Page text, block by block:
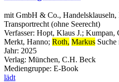
mit GmbH & Co.,
Transportrecht (ohne Seerecht)
Verfasser: Hopt, Klaus J.; Kumpan,
Merkt, Hanno; Roth, Markus Suche
Jahr: 2025
Verlag: München, C.H. Beck
Mediengruppe: E-Book
lädt